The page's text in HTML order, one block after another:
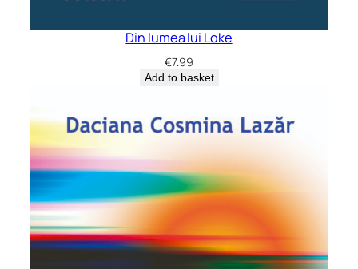
Din lumea lui Loke
€7.99
Add to basket